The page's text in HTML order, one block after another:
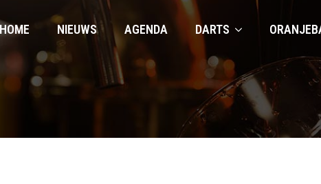
HOME NIEUWS AGENDA DARTS